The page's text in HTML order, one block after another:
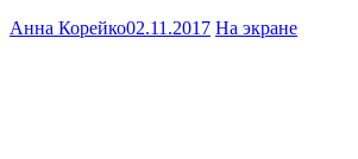
Анна Корейко02.11.2017 На экране